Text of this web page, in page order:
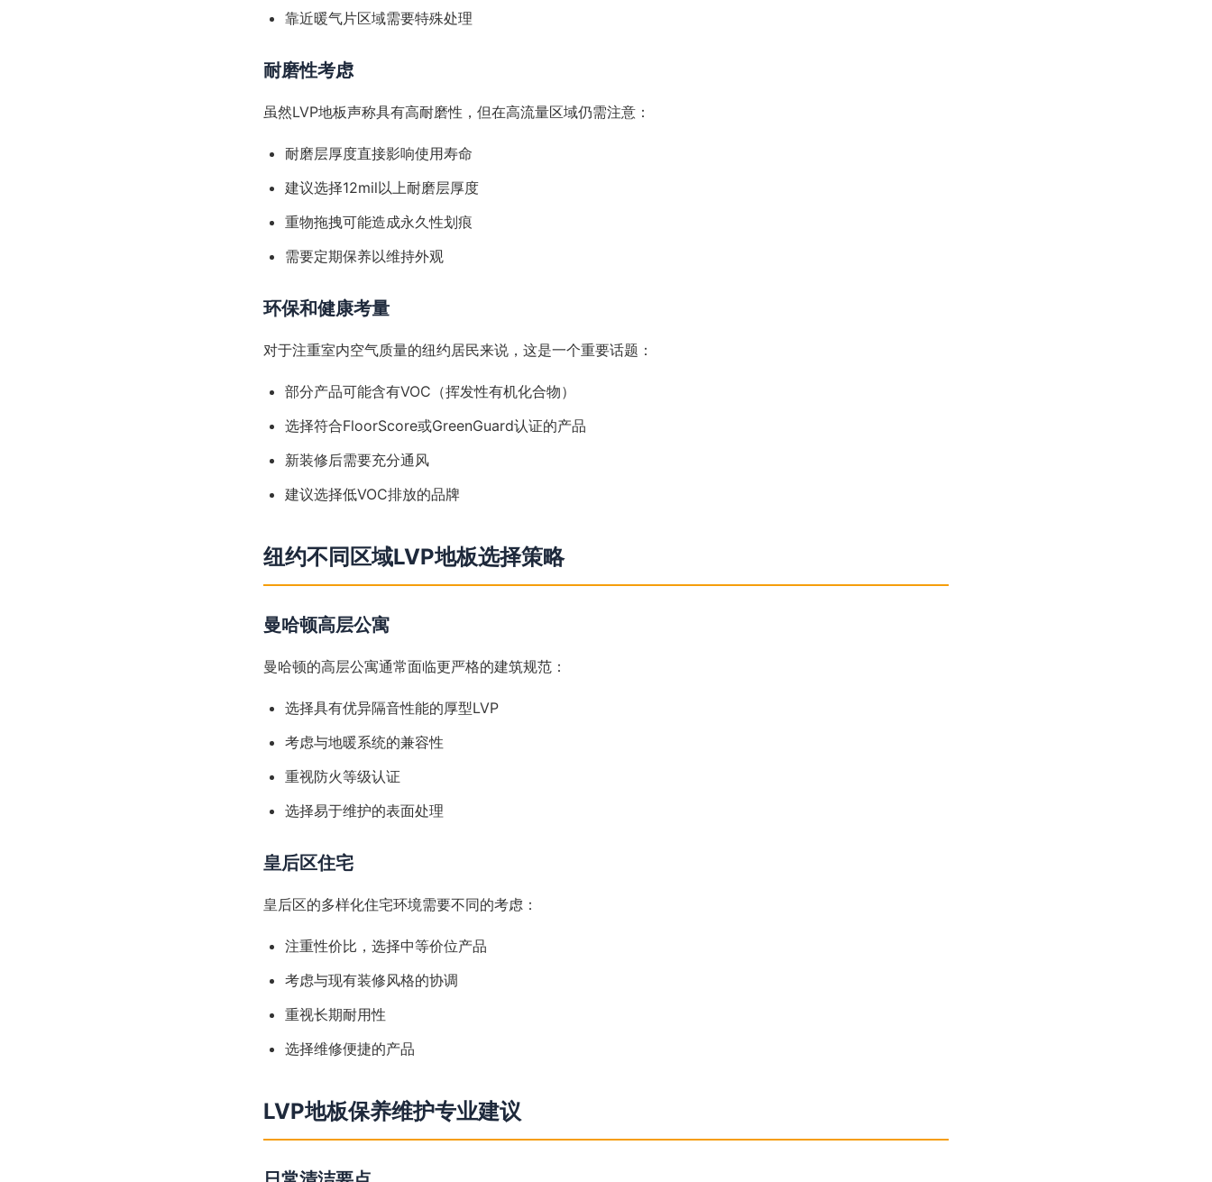
靠近暖气片区域需要特殊处理
耐磨性考虑
虽然LVP地板声称具有高耐磨性，但在高流量区域仍需注意：
耐磨层厚度直接影响使用寿命
建议选择12mil以上耐磨层厚度
重物拖拽可能造成永久性划痕
需要定期保养以维持外观
环保和健康考量
对于注重室内空气质量的纽约居民来说，这是一个重要话题：
部分产品可能含有VOC（挥发性有机化合物）
选择符合FloorScore或GreenGuard认证的产品
新装修后需要充分通风
建议选择低VOC排放的品牌
纽约不同区域LVP地板选择策略
曼哈顿高层公寓
曼哈顿的高层公寓通常面临更严格的建筑规范：
选择具有优异隔音性能的厚型LVP
考虑与地暖系统的兼容性
重视防火等级认证
选择易于维护的表面处理
皇后区住宅
皇后区的多样化住宅环境需要不同的考虑：
注重性价比，选择中等价位产品
考虑与现有装修风格的协调
重视长期耐用性
选择维修便捷的产品
LVP地板保养维护专业建议